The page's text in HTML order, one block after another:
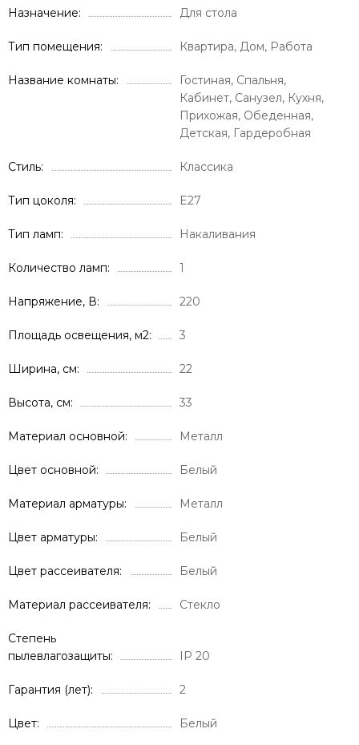
Назначение Для стола
Тип помещения Квартира, Дом, Работа
Название комнаты
Гостиная, Спальня,
Кабинет, Санузел, Кухня,
Прихожая, Обеденная,
Детская, Гардеробная
Стиль Классика
Тип цоколя E27
Тип ламп Накаливания
Количество ламп 1
Напряжение, В 220
Площадь освещения, м2 3
Ширина, см 22
Высота, см 33
Материал основной Металл
Цвет основной Белый
Материал арматуры Металл
Цвет арматуры Белый
Цвет рассеивателя Белый
Материал рассеивателя Стекло
Степень
пылевлагозащиты
IP 20
Гарантия (лет) 2
Цвет Белый